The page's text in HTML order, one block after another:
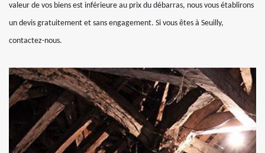
valeur de vos biens est inférieure au prix du débarras, nous vous établirons
un devis gratuitement et sans engagement. Si vous êtes à Seuilly,
contactez-nous.